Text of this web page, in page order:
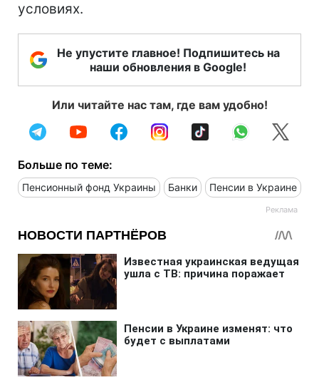
условиях.
Не упустите главное! Подпишитесь на
наши обновления в Google!
Или читайте нас там, где вам удобно!
Больше по теме:
Пенсионный фонд Украины Банки Пенсии в Украине